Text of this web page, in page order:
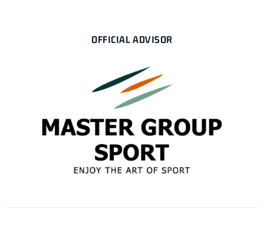
OFFICIAL ADVISOR